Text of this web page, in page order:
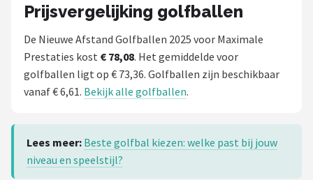
Prijsvergelijking golfballen
De Nieuwe Afstand Golfballen 2025 voor Maximale
Prestaties kost € 78,08. Het gemiddelde voor
golfballen ligt op € 73,36. Golfballen zijn beschikbaar
vanaf € 6,61. Bekijk alle golfballen.
Lees meer: Beste golfbal kiezen: welke past bij jouw
niveau en speelstijl?